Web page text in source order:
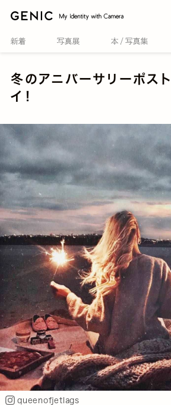
冬のアニバーサリーポス
イ！
queenofjetlags